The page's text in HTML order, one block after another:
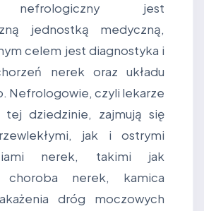
nefrologiczny jest
jednostką medyczną,
celem jest diagnostyka i
nerek oraz układu
Nefrologowie, czyli lekarze
tej dziedzinie, zajmują się
jak i ostrymi
nerek, takimi jak
choroba nerek, kamica
dróg moczowych